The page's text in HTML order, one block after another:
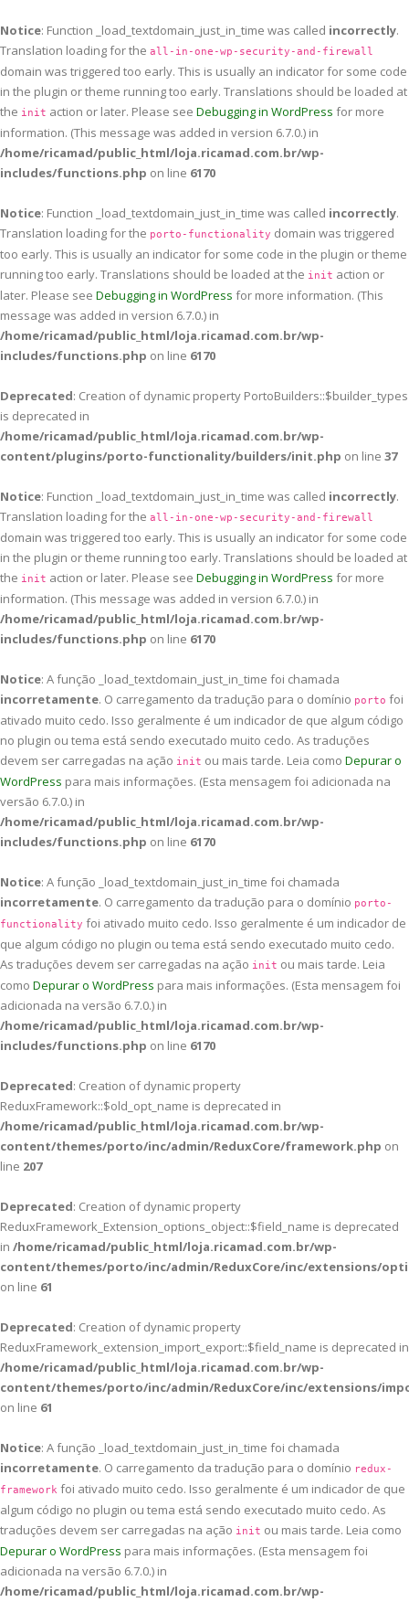
Notice: Function _load_textdomain_just_in_time was called incorrectly.
Translation loading for the all-in-one-wp-security-and-firewall
domain was triggered too early. This is usually an indicator for some code
in the plugin or theme running too early. Translations should be loaded at
the init action or later. Please see Debugging in WordPress for more
information. (This message was added in version 6.7.0.) in
/home/ricamad/public_html/loja.ricamad.com.br/wp-
includes/functions.php on line 6170
Notice: Function _load_textdomain_just_in_time was called incorrectly.
Translation loading for the porto-functionality domain was triggered
too early. This is usually an indicator for some code in the plugin or theme
running too early. Translations should be loaded at the init action or
later. Please see Debugging in WordPress for more information. (This
message was added in version 6.7.0.) in
/home/ricamad/public_html/loja.ricamad.com.br/wp-
includes/functions.php on line 6170
Deprecated: Creation of dynamic property PortoBuilders::$builder_types
is deprecated in
/home/ricamad/public_html/loja.ricamad.com.br/wp-
content/plugins/porto-functionality/builders/init.php on line 37
Notice: Function _load_textdomain_just_in_time was called incorrectly.
Translation loading for the all-in-one-wp-security-and-firewall
domain was triggered too early. This is usually an indicator for some code
in the plugin or theme running too early. Translations should be loaded at
the init action or later. Please see Debugging in WordPress for more
information. (This message was added in version 6.7.0.) in
/home/ricamad/public_html/loja.ricamad.com.br/wp-
includes/functions.php on line 6170
Notice: A função _load_textdomain_just_in_time foi chamada
incorretamente. O carregamento da tradução para o domínio porto foi
ativado muito cedo. Isso geralmente é um indicador de que algum código
no plugin ou tema está sendo executado muito cedo. As traduções
devem ser carregadas na ação init ou mais tarde. Leia como Depurar o
WordPress para mais informações. (Esta mensagem foi adicionada na
versão 6.7.0.) in
/home/ricamad/public_html/loja.ricamad.com.br/wp-
includes/functions.php on line 6170
Notice: A função _load_textdomain_just_in_time foi chamada
incorretamente. O carregamento da tradução para o domínio porto-
functionality foi ativado muito cedo. Isso geralmente é um indicador de
que algum código no plugin ou tema está sendo executado muito cedo.
As traduções devem ser carregadas na ação init ou mais tarde. Leia
como Depurar o WordPress para mais informações. (Esta mensagem foi
adicionada na versão 6.7.0.) in
/home/ricamad/public_html/loja.ricamad.com.br/wp-
includes/functions.php on line 6170
Deprecated: Creation of dynamic property
ReduxFramework::$old_opt_name is deprecated in
/home/ricamad/public_html/loja.ricamad.com.br/wp-
content/themes/porto/inc/admin/ReduxCore/framework.php on
line 207
Deprecated: Creation of dynamic property
ReduxFramework_Extension_options_object::$field_name is deprecated
in /home/ricamad/public_html/loja.ricamad.com.br/wp-
content/themes/porto/inc/admin/ReduxCore/inc/extensions/
on line 61
Deprecated: Creation of dynamic property
ReduxFramework_extension_import_export::$field_name is deprecated in
/home/ricamad/public_html/loja.ricamad.com.br/wp-
content/themes/porto/inc/admin/ReduxCore/inc/extensions/
on line 61
Notice: A função _load_textdomain_just_in_time foi chamada
incorretamente. O carregamento da tradução para o domínio redux-
framework foi ativado muito cedo. Isso geralmente é um indicador de que
algum código no plugin ou tema está sendo executado muito cedo. As
traduções devem ser carregadas na ação init ou mais tarde. Leia como
Depurar o WordPress para mais informações. (Esta mensagem foi
adicionada na versão 6.7.0.) in
/home/ricamad/public_html/loja.ricamad.com.br/wp-